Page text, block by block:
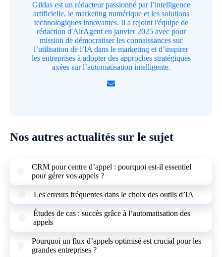
Gildas est un rédacteur passionné par l’intelligence
artificielle, le marketing numérique et les solutions
technologiques innovantes. Il a rejoint l'équipe de
rédaction d'AirAgent en janvier 2025 avec pour
mission de démocratiser les connaissances sur
l’utilisation de l’IA dans le marketing et d’inspirer
les entreprises à adopter des approches stratégiques
axées sur l’automatisation intelligente.
Nos autres actualités sur le sujet
CRM pour centre d’appel : pourquoi est-il essentiel
pour gérer vos appels ?
Les erreurs fréquentes dans le choix des outils d’IA
Études de cas : succès grâce à l’automatisation des
appels
Pourquoi un flux d’appels optimisé est crucial pour les
grandes entreprises ?